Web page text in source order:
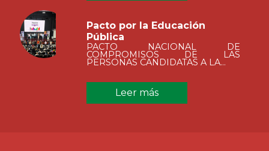
Pacto por la Educación
Pública
PACTO NACIONAL DE
COMPROMISOS DE LAS
PERSONAS CANDIDATAS A LA...
Leer más